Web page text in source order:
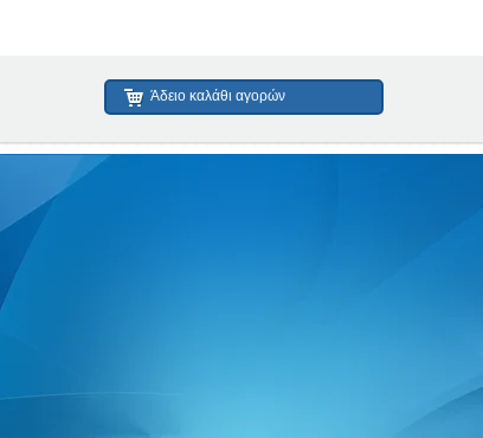
Άδειο καλάθι αγορών